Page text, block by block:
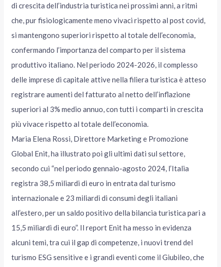
di crescita dell’industria turistica nei prossimi anni, a ritmi
che, pur fisiologicamente meno vivaci rispetto al post covid,
si mantengono superiori rispetto al totale dell’economia,
confermando l’importanza del comparto per il sistema
produttivo italiano. Nel periodo 2024-2026, il complesso
delle imprese di capitale attive nella filiera turistica è atteso
registrare aumenti del fatturato al netto dell’inflazione
superiori al 3% medio annuo, con tutti i comparti in crescita
più vivace rispetto al totale dell’economia.
Maria Elena Rossi, Direttore Marketing e Promozione
Global Enit, ha illustrato poi gli ultimi dati sul settore,
secondo cui “nel periodo gennaio-agosto 2024, l’Italia
registra 38,5 miliardi di euro in entrata dal turismo
internazionale e 23 miliardi di consumi degli italiani
all’estero, per un saldo positivo della bilancia turistica pari a
15,5 miliardi di euro”. Il report Enit ha messo in evidenza
alcuni temi, tra cui il gap di competenze, i nuovi trend del
turismo ESG sensitive e i grandi eventi come il Giubileo, che